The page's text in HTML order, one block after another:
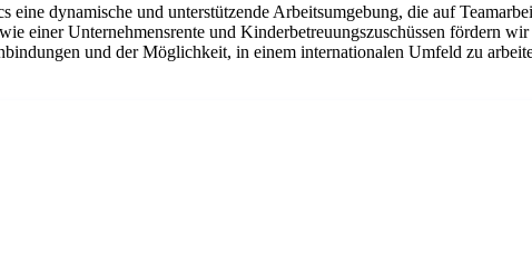
dynamische und unterstützende Arbeitsumgebung, die auf
einer Unternehmensrente und Kinderbetreuungszuschüssen fördern
und der Möglichkeit, in einem internationalen Umfeld zu